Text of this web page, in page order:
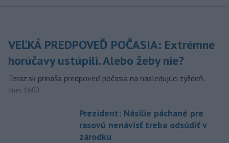
VEĽKÁ PREDPOVEĎ POČASIA: Extrémne
horúčavy ustúpili. Alebo žeby nie?
Teraz.sk prináša predpoveď počasia na nasledujúci týždeň.
dnes 16:00
Prezident: Násilie páchané pre
rasovú nenávisť treba odsúdiť v
zárodku